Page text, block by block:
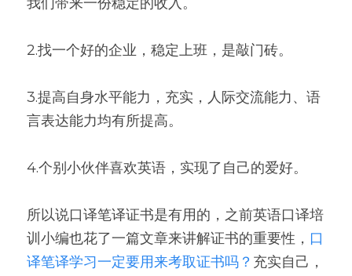
2.找一个好的企业，稳定上班，是敲门砖。
3.提高自身水平能力，充实，人际交流能力、语
言表达能力均有所提高。
4.个别小伙伴喜欢英语，实现了自己的爱好。
所以说口译笔译证书是有用的，之前英语口译培
训小编也花了一篇文章来讲解证书的重要性， 口
译笔译学习一定要用来考取证书吗？ 充实自己，